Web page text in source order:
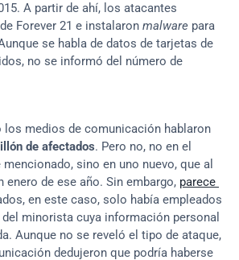
A partir de ahí, los atacantes
Forever 21 e instalaron malware para
se habla de datos de tarjetas de
no se informó del número de
los medios de comunicación hablaron
de afectados. Pero no, no en el
sino en uno nuevo, que al
enero de ese año. Sin embargo, parece
en este caso, solo había empleados
minorista cuya información personal
Aunque no se reveló el tipo de ataque,
dedujeron que podría haberse